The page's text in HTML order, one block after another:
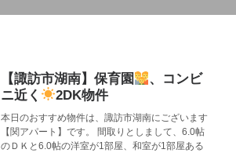
【諏訪市湖南】保育園
、コンビ
ニ近く
2DK物件
本日のおすすめ物件は、諏訪市湖南にございます
【関アパート】です。 間取りとしまして、6.0帖
のＤＫと6.0帖の洋室が1部屋、和室が1部屋ある